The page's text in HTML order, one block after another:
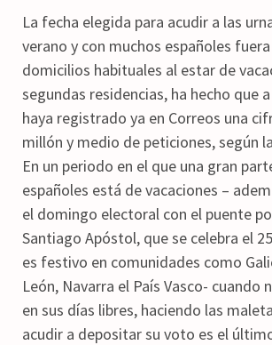
La fecha elegida para acudir a las
verano y con muchos españoles
domicilios habituales al estar de
segundas residencias, ha hecho que
haya registrado ya en Correos una
millón y medio de peticiones, según
En un periodo en el que una gran
españoles está de vacaciones –
el domingo electoral con el puente
Santiago Apóstol, que se celebra el
es festivo en comunidades como
León, Navarra el País Vasco- cuando
en sus días libres, haciendo las
acudir a depositar su voto es el